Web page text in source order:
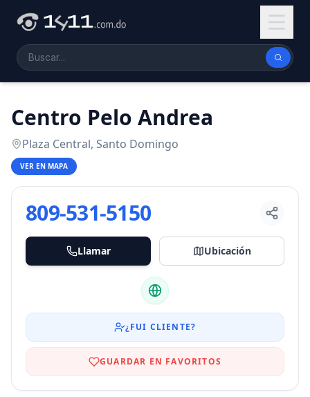
Centro Pelo Andrea
Plaza Central, Santo Domingo
VER EN MAPA
809-531-5150
Llamar Ubicación
¿FUI CLIENTE?
GUARDAR EN FAVORITOS